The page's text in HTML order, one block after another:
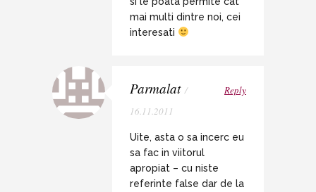
mai multi dintre noi, cei
interesati
Parmalat /
16.11.2011
Reply
Uite, asta o sa incerc eu
sa fac in viitorul
apropiat – cu niste
referinte false dar de la